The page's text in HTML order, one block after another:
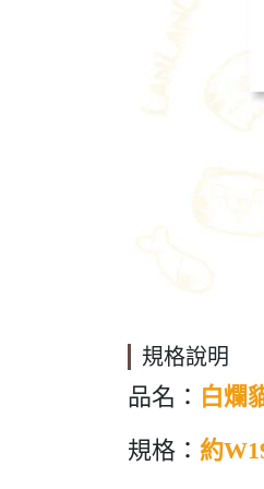
規格說明
品名： 白爛
規格： 約